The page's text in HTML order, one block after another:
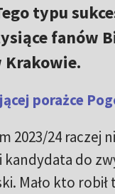
typu
fanów
Krakowie.
porażce
2023/24 raczej
kandydata do
Mało kto